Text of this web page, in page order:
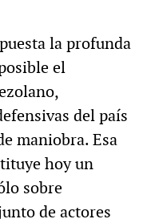
la profunda
el
del país
maniobra. Esa
hoy un
sobre
de actores